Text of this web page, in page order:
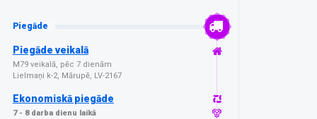
Piegāde
Piegāde veikalā
M79 veikalā, pēc 7 dienām
Lielmaņi k-2, Mārupē, LV-2167
Ekonomiskā piegāde
7 - 8 darba dienu laikā